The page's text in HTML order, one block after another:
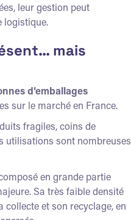
leur gestion peut
logistique.
mais
d’emballages
sur le marché en France.
fragiles, coins de
utilisations sont nombreuses
en grande partie
Sa très faible densité
et son recyclage, en